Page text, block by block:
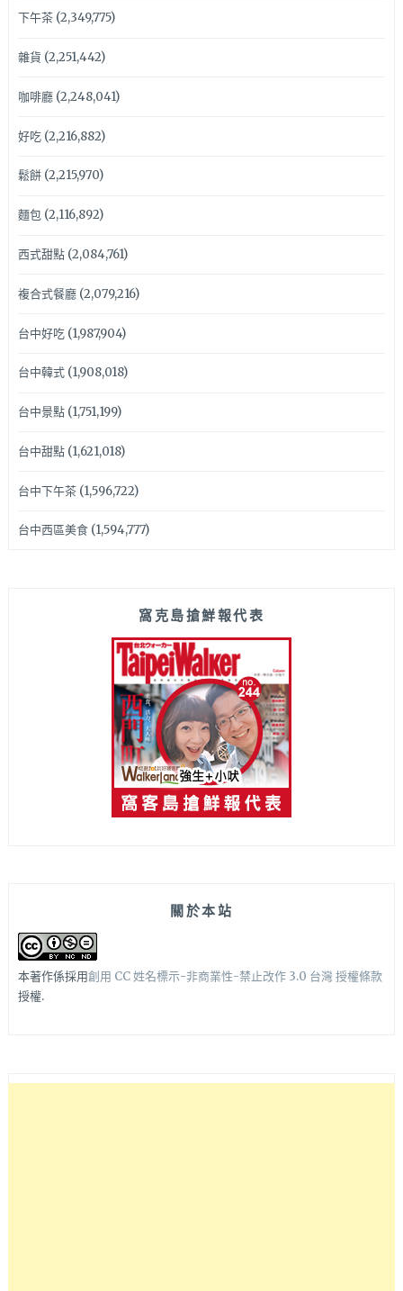
下午茶(2,349,775)
雜貨 (2,251,442)
咖啡廳(2,248,041)
好吃(2,216,882)
鬆餅(2,215,970)
麵包(2,116,892)
西式甜點(2,084,761)
複合式餐廳(2,079,216)
台中好吃(1,987,904)
台中韓式(1,908,018)
台中景點(1,751,199)
台中甜點(1,621,018)
台中下午茶(1,596,722)
台中西區美食(1,594,777)
窩克島搶鮮報代表
關於本站
本著作係採用創用 CC 姓名標示-非商業性-禁止改作 3.0 台灣 授權條款
授權.